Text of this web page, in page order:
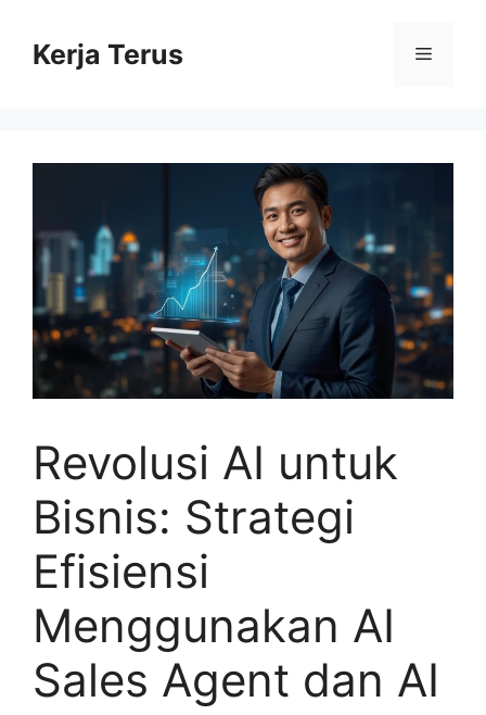
Kerja Terus Menu
Revolusi AI untuk
Bisnis: Strategi
Efisiensi
Menggunakan AI
Sales Agent dan AI